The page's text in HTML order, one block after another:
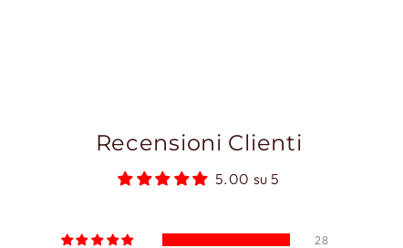
Recensioni Clienti
5.00 su 5
28